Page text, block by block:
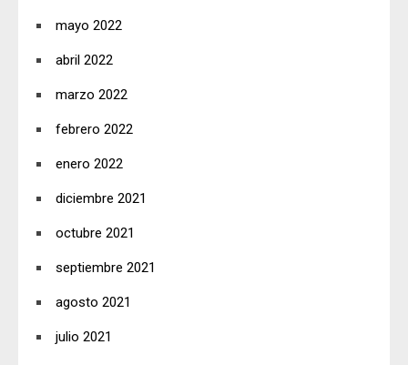
mayo 2022
abril 2022
marzo 2022
febrero 2022
enero 2022
diciembre 2021
octubre 2021
septiembre 2021
agosto 2021
julio 2021